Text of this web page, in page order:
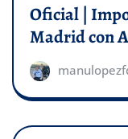
Oficial |
Madrid con